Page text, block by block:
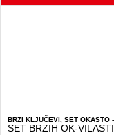
BRZI KLJUČEVI SET OKASTO
SET BRZIH OK-